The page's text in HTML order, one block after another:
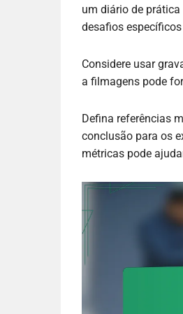
um diário de
desafios
Considere usar
a filmagens pode
Defina referências
conclusão para os
métricas pode